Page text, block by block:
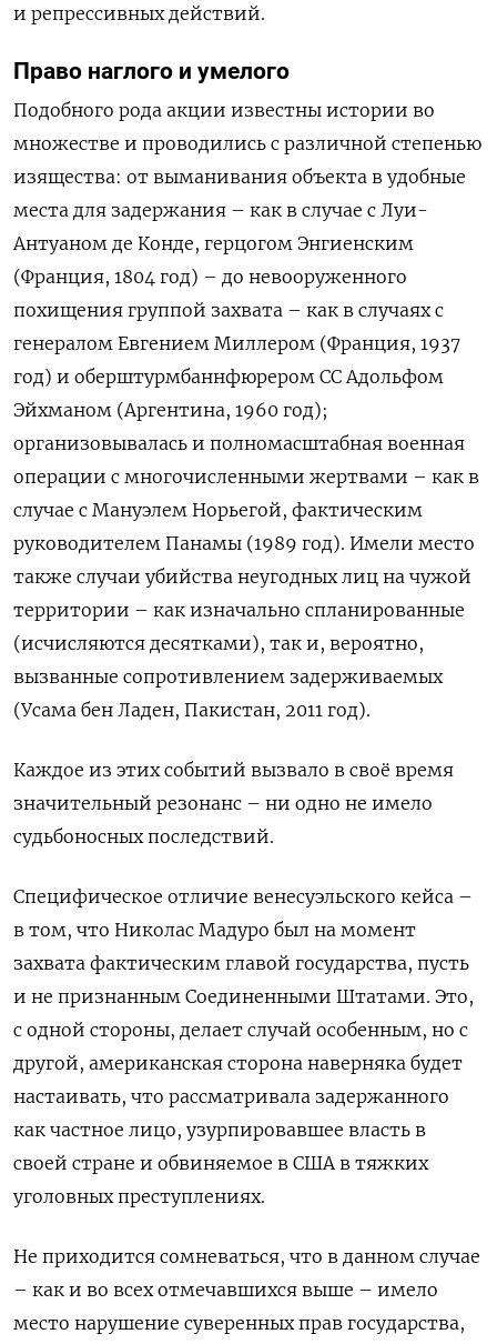
и репрессивных действий.
Право наглого и умелого
Подобного рода акции известны истории во
множестве и проводились с различной степенью
изящества: от выманивания объекта в удобные
места для задержания – как в случае с Луи-
Антуаном де Конде, герцогом Энгиенским
(Франция, 1804 год) – до невооруженного
похищения группой захвата – как в случаях с
генералом Евгением Миллером (Франция, 1937
год) и оберштурмбаннфюрером СС Адольфом
Эйхманом (Аргентина, 1960 год);
организовывалась и полномасштабная военная
операции с многочисленными жертвами – как в
случае с Мануэлем Норьегой, фактическим
руководителем Панамы (1989 год). Имели место
также случаи убийства неугодных лиц на чужой
территории – как изначально спланированные
(исчисляются десятками), так и, вероятно,
вызванные сопротивлением задерживаемых
(Усама бен Ладен, Пакистан, 2011 год).
Каждое из этих событий вызвало в своё время
значительный резонанс – ни одно не имело
судьбоносных последствий.
Специфическое отличие венесуэльского кейса –
в том, что Николас Мадуро был на момент
захвата фактическим главой государства, пусть
и не признанным Соединенными Штатами. Это,
с одной стороны, делает случай особенным, но с
другой, американская сторона наверняка будет
настаивать, что рассматривала задержанного
как частное лицо, узурпировавшее власть в
своей стране и обвиняемое в США в тяжких
уголовных преступлениях.
Не приходится сомневаться, что в данном случае
– как и во всех отмечавшихся выше – имело
место нарушение суверенных прав государства,